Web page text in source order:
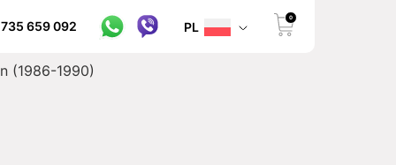
659 092 PL
0
(1986-1990)